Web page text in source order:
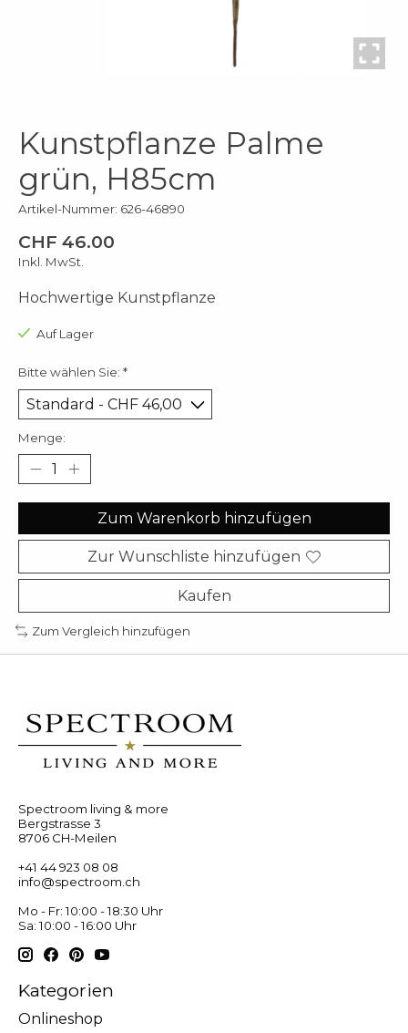
Kunstpflanze Palme
grün, H85cm
Artikel-Nummer: 626-46890
CHF 46.00
Inkl. MwSt.
Hochwertige Kunstpflanze
Auf Lager
Bitte wählen Sie: *
Menge:
Zum Warenkorb hinzufügen
Zur Wunschliste hinzufügen
Kaufen
Zum Vergleich hinzufügen
Spectroom living & more
Bergstrasse 3
8706 CH-Meilen
+41 44 923 08 08
info@spectroom.ch
Mo - Fr: 10:00 - 18:30 Uhr
Sa: 10:00 - 16:00 Uhr
Kategorien
Onlineshop